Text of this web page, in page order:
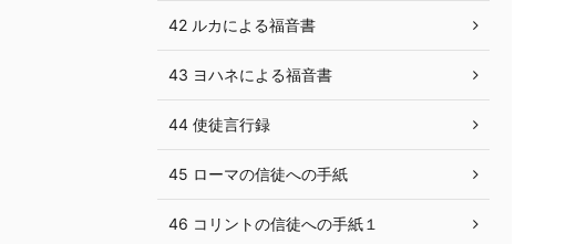
42 ルカによる福音書
43 ヨハネによる福音書
44 使徒言行録
45 ローマの信徒への手紙
46 コリントの信徒への手紙１